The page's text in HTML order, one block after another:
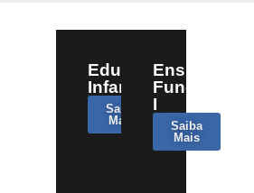
Educação
Infantil
Saiba
Mais
Ensino
Fundamental
I
Saiba
Mais